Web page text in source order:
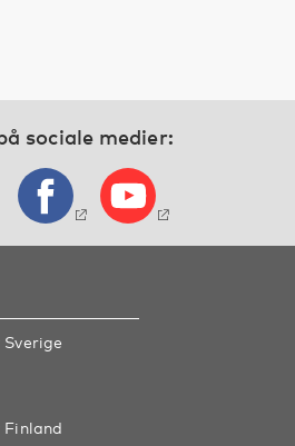
sociale medier: